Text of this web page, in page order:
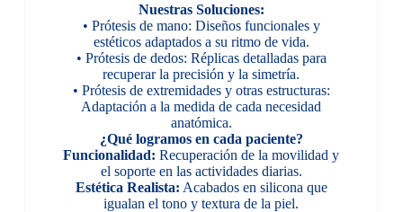
Nuestras Soluciones:
• Prótesis de mano: Diseños funcionales y
estéticos adaptados a su ritmo de vida.
• Prótesis de dedos: Réplicas detalladas para
recuperar la precisión y la simetría.
• Prótesis de extremidades y otras estructuras:
Adaptación a la medida de cada necesidad
anatómica.
¿Qué logramos en cada paciente?
Funcionalidad:Recuperación de la movilidad y
el soporte en las actividades diarias.
Estética Realista: Acabados en silicona que
igualan el tono y textura de la piel.